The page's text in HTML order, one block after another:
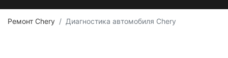
Ремонт Chery Диагностика автомобиля Chery